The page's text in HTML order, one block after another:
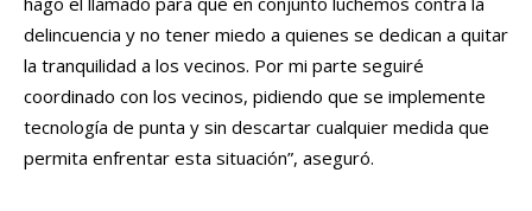
delincuencia y no tener miedo a quienes se dedican a quitar
la tranquilidad a los vecinos. Por mi parte seguiré
coordinado con los vecinos, pidiendo que se implemente
tecnología de punta y sin descartar cualquier medida que
permita enfrentar esta situación”, aseguró.